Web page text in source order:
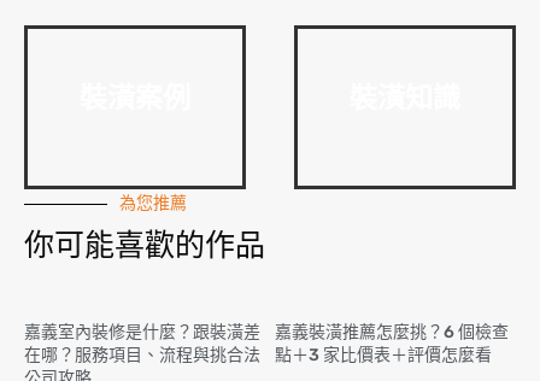
為您推薦
你可能喜歡的作品
嘉義室內裝修是什麼？跟裝潢差
在哪？服務項目、流程與挑合法
嘉義裝潢推薦怎麼挑？6 個檢查
點＋3 家比價表＋評價怎麼看